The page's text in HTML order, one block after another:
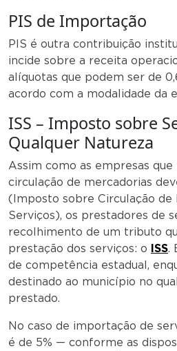
PIS de Importação
PIS é outra contribuição
incide sobre a receita
alíquotas que podem ser de
acordo com a modalidade da
ISS – Imposto sobre
Qualquer Natureza
Assim como as empresas
circulação de mercadorias
(Imposto sobre Circulação de
Serviços), os prestadores de
recolhimento de um tributo
prestação dos serviços: o ISS.
de competência estadual,
destinado ao município no
prestado.
No caso de importação de
é de 5% — conforme as